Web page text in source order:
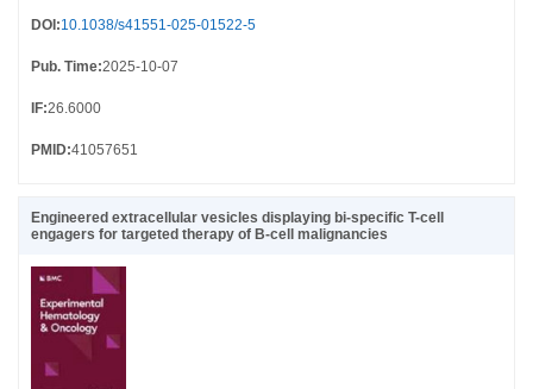
DOI:10.1038/s41551-025-01522-5
Pub. Time:2025-10-07
IF:26.6000
PMID:41057651
Engineered extracellular vesicles displaying bi-specific T-cell
engagers for targeted therapy of B-cell malignancies